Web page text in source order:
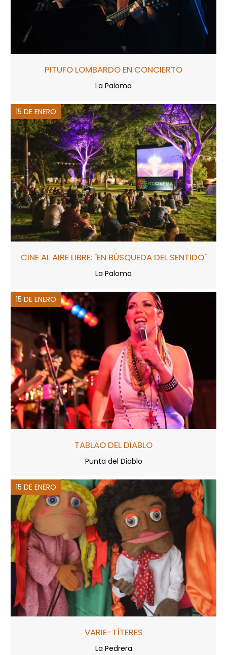
PITUFO LOMBARDO EN CONCIERTO
La Paloma
15 DE ENERO
CINE AL AIRE LIBRE: "EN BÚSQUEDA DEL SENTIDO"
La Paloma
15 DE ENERO
TABLAO DEL DIABLO
Punta del Diablo
15 DE ENERO
VARIE-TÍTERES
La Pedrera